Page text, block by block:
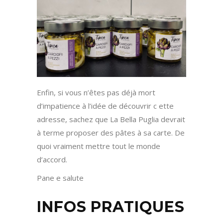
Enfin, si vous n’êtes pas déjà mort
d’impatience à l’idée de découvrir c ette
adresse, sachez que La Bella Puglia devrait
à terme proposer des pâtes à sa carte. De
quoi vraiment mettre tout le monde
d’accord.
Pane e salute
INFOS PRATIQUES